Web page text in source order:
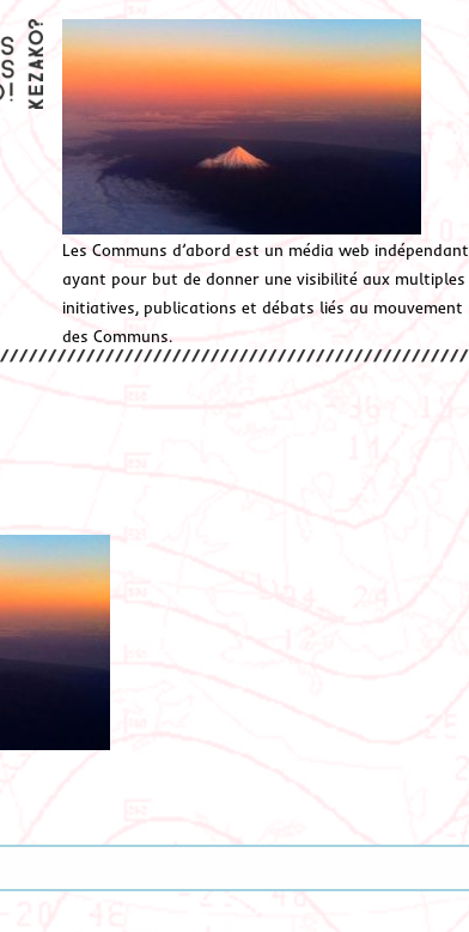
Les Communs d’abord est un média web indépendant
ayant pour but de donner une visibilité aux multiples
initiatives, publications et débats liés au mouvement
des Communs.